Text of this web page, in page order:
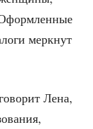
мерк­нут
Лена,